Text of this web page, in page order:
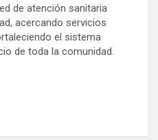
de atención sanitaria
acercando servicios
el sistema
de toda la comunidad.